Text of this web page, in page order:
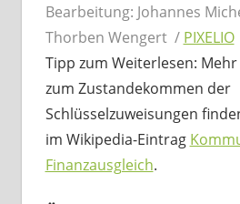
Bearbeitung: Johannes
Thorben Wengert / PIXELIO
Tipp zum Weiterlesen:
zum Zustandekommen der
Schlüsselzuweisungen
im Wikipedia-Eintrag
Finanzausgleich.